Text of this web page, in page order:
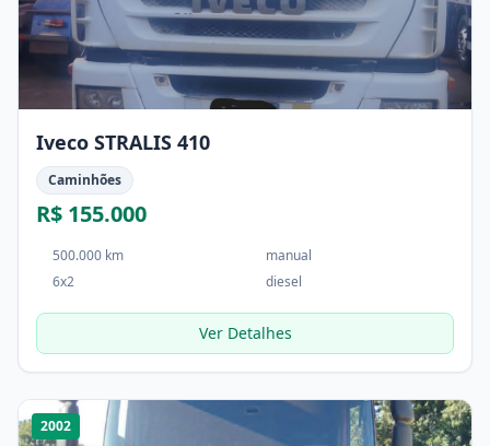
Iveco STRALIS 410
Caminhões
R$ 155.000
500.000 km
manual
6x2
diesel
Ver Detalhes
1/4
2002